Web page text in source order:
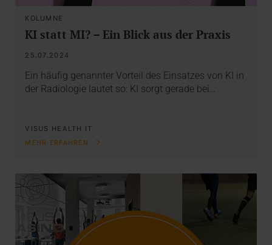
KOLUMNE
KI statt MI? – Ein Blick aus der Praxis
25.07.2024
Ein häufig genannter Vorteil des Einsatzes von KI in
der Radiologie lautet so: KI sorgt gerade bei…
VISUS HEALTH IT
MEHR ERFAHREN